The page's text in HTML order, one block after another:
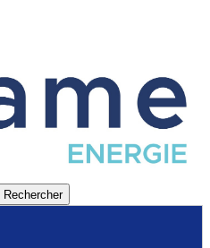
Rechercher